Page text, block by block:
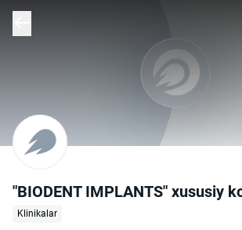
"BIODENT IMPLANTS" xususiy
Klinikalar